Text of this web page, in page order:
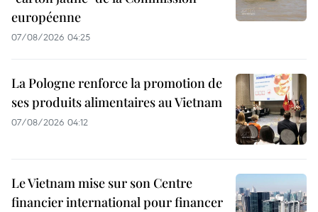
européenne
07/08/2026 04:25
La Pologne renforce la promotion de
ses produits alimentaires au Vietnam
07/08/2026 04:12
Le Vietnam mise sur son Centre
financier international pour financer